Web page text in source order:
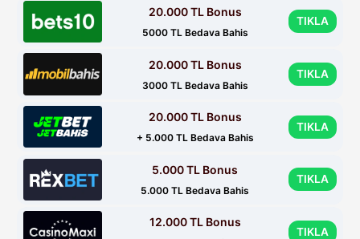
20.000 TL Bonus
5000 TL Bedava Bahis
TIKLA
20.000 TL Bonus
3000 TL Bedava Bahis
TIKLA
20.000 TL Bonus
+ 5.000 TL Bedava Bahis
TIKLA
5.000 TL Bonus
5.000 TL Bedava Bahis
TIKLA
12.000 TL Bonus
TIKLA